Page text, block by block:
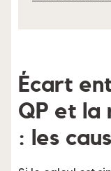
Écart
QP et la
: les